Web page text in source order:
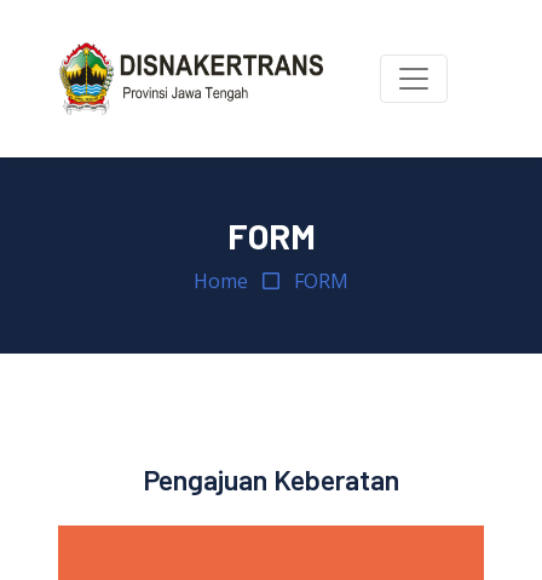
FORM
Home FORM
Pengajuan Keberatan